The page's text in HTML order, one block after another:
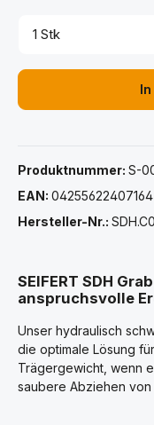
Produkt Anzahl:
Produktnummer: S-
EAN: 04255622407164
Hersteller-Nr.:
SEIFERT SDH
anspruchsvolle
Unser hydraulisch
die optimale Lösung
Trägergewicht, wenn
saubere Abziehen von